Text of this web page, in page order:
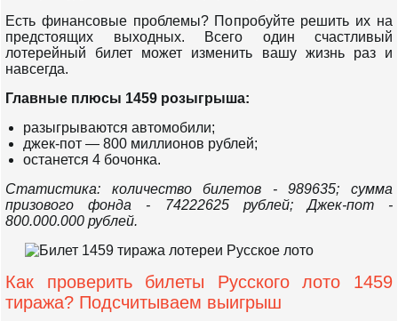
Есть финансовые проблемы? Попробуйте решить их на
предстоящих выходных. Всего один счастливый
лотерейный билет может изменить вашу жизнь раз и
навсегда.
Главные плюсы 1459 розыгрыша:
разыгрываются автомобили;
джек-пот — 800 миллионов рублей;
останется 4 бочонка.
Статистика: количество билетов - 989635; сумма
призового фонда - 74222625 рублей; Джек-пот -
800.000.000 рублей.
Как проверить билеты Русского лото 1459
тиража? Подсчитываем выигрыш